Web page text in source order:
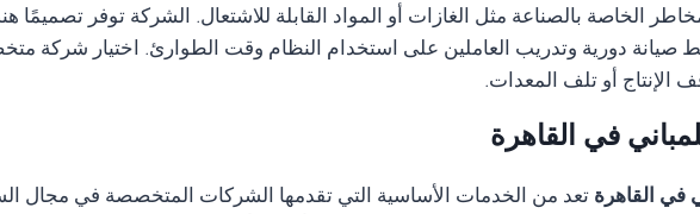
الخاصة بالصناعة مثل الغازات أو المواد القابلة للاشتعال. الشركة توفر
صيانة دورية وتدريب العاملين على استخدام النظام وقت الطوارئ. اختيار شركة
الإنتاج أو تلف المعدات.
في القاهرة
في القاهرة تعد من الخدمات الأساسية التي تقدمها الشركات المتخصصة في مجال